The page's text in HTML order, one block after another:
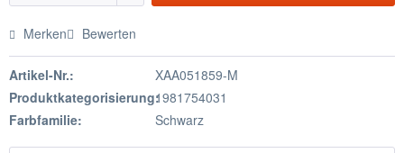
Merken Bewerten
Artikel-Nr.:
XAA051859-M
Produktkategorisierung:1981754031
Farbfamilie:
Schwarz